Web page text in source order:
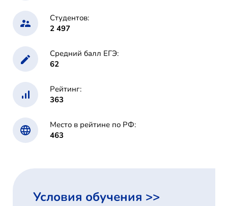
Студентов:
2 497
Средний балл ЕГЭ:
62
Рейтинг:
363
Место в рейтине по РФ:
463
Условия обучения >>